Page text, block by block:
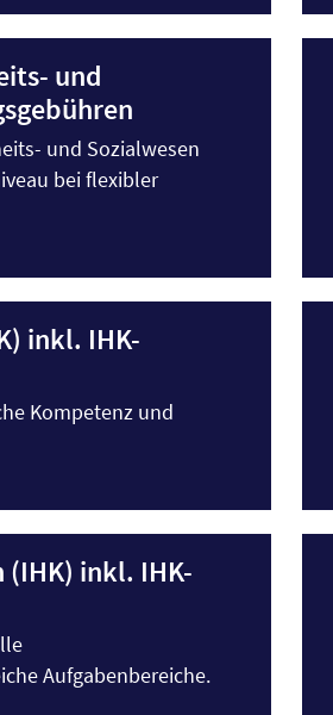
und
und Sozialwesen
bei flexibler
inkl. IHK-
Kompetenz und
inkl. IHK-
Aufgabenbereiche.